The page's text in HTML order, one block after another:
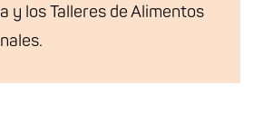
y los Talleres de Alimentos